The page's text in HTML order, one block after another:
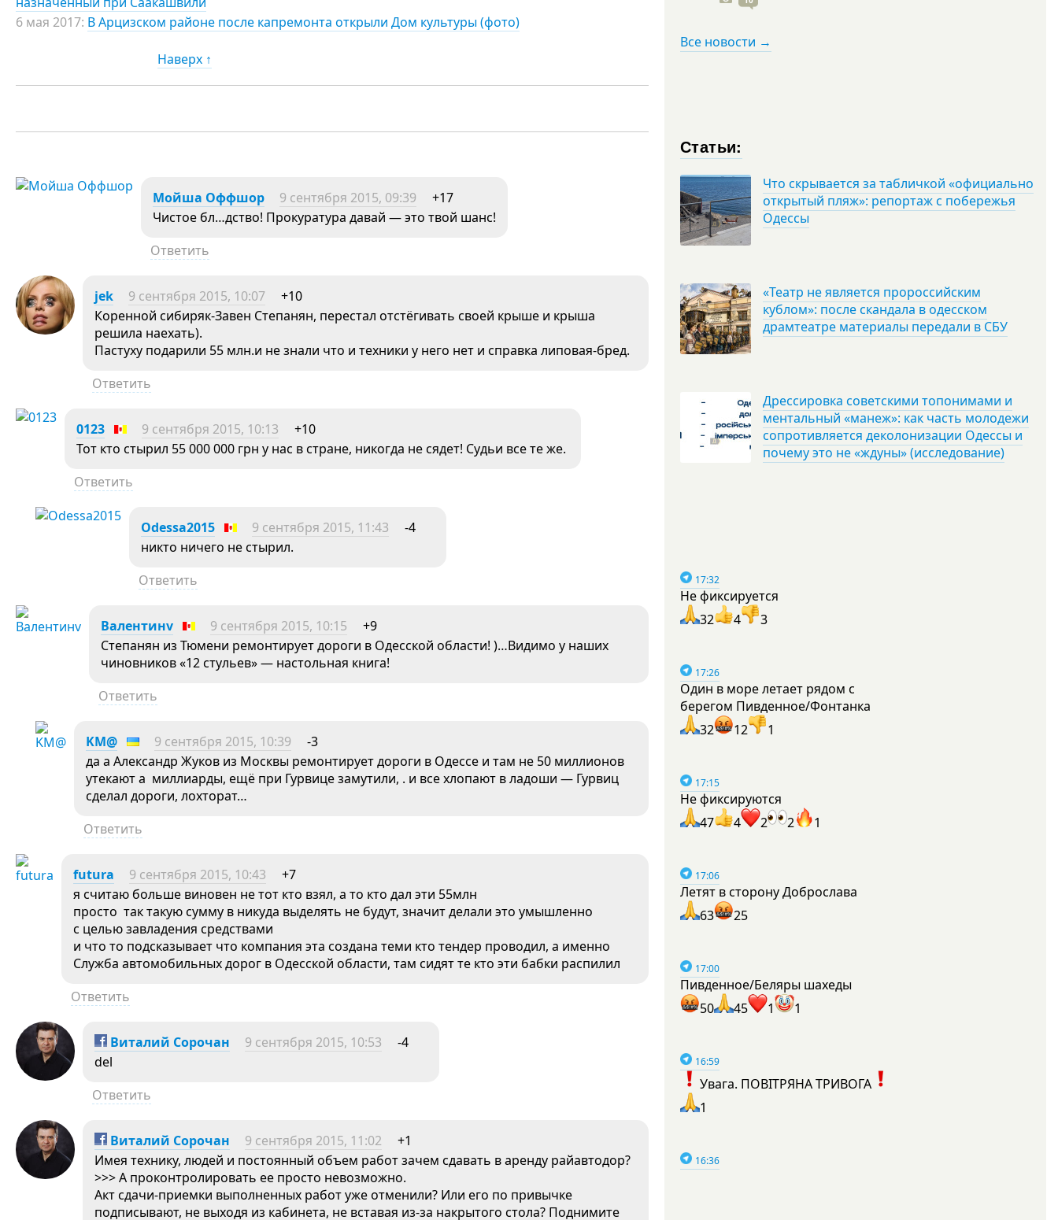
6 мая 2017: В Арцизском районе после капремонта открыли Дом культуры (фото)
Наверх ↑
Мойша Оффшор 9 сентября 2015, 09:39
+17
Чистое бл…дство! Прокуратура давай — это твой шанс!
Ответить
jek 9 сентября 2015, 10:07
+10
Коренной сибиряк-Завен Степанян, перестал отстёгивать своей крыше и крыша
решила наехать).
Пастуху подарили 55 млн.и не знали что и техники у него нет и справка липовая-бред.
Ответить
0123 9 сентября 2015, 10:13
+10
Тот кто стырил 55 000 000 грн у нас в стране, никогда не сядет! Судьи все те же.
Ответить
Odessa2015 9 сентября 2015, 11:43
-4
никто ничего не стырил.
Ответить
Валентинv 9 сентября 2015, 10:15
+9
Степанян из Тюмени ремонтирует дороги в Одесской области! )…Видимо у наших
чиновников «12 стульев» — настольная книга!
Ответить
KM@ 9 сентября 2015, 10:39
-3
да а Александр Жуков из Москвы ремонтирует дороги в Одессе и там не 50 миллионов
утекают а миллиарды, ещё при Гурвице замутили, . и все хлопают в ладоши — Гурвиц
сделал дороги, лохторат…
Ответить
futura 9 сентября 2015, 10:43
+7
я считаю больше виновен не тот кто взял, а то кто дал эти 55млн
просто так такую сумму в никуда выделять не будут, значит делали это умышленно
с целью завладения средствами
и что то подсказывает что компания эта создана теми кто тендер проводил, а именно
Служба автомобильных дорог в Одесской области, там сидят те кто эти бабки распилил
Ответить
Виталий Сорочан 9 сентября 2015, 10:53
-4
del
Ответить
Виталий Сорочан 9 сентября 2015, 11:02
+1
Имея технику, людей и постоянный объем работ зачем сдавать в аренду райавтодор?
>>> А проконтролировать ее просто невозможно.
Акт сдачи-приемки выполненных работ уже отменили? Или его по привычке
подписывают, не выходя из кабинета, не вставая из-за накрытого стола? Поднимите
Все новости →
Статьи:
Что скрывается за табличкой «официально
открытый пляж»: репортаж с побережья
Одессы
«Театр не является пророссийским
кублом»: после скандала в одесском
драмтеатре материалы передали в СБУ
Дрессировка советскими топонимами и
ментальный «манеж»: как часть молодежи
сопротивляется деколонизации Одессы и
почему это не «ждуны» (исследование)
17:32
Не фиксируется
32
4 3
17:26
Один в море летает рядом с
берегом Пивденное/Фонтанка
32
12 1
17:15
Не фиксируются
47
4 2 2 1
17:06
Летят в сторону Доброслава
63
25
17:00
Пивденное/Беляры шахеды
50
45 1 1
16:59
Увага. ПОВІТРЯНА ТРИВОГА
1
16:36